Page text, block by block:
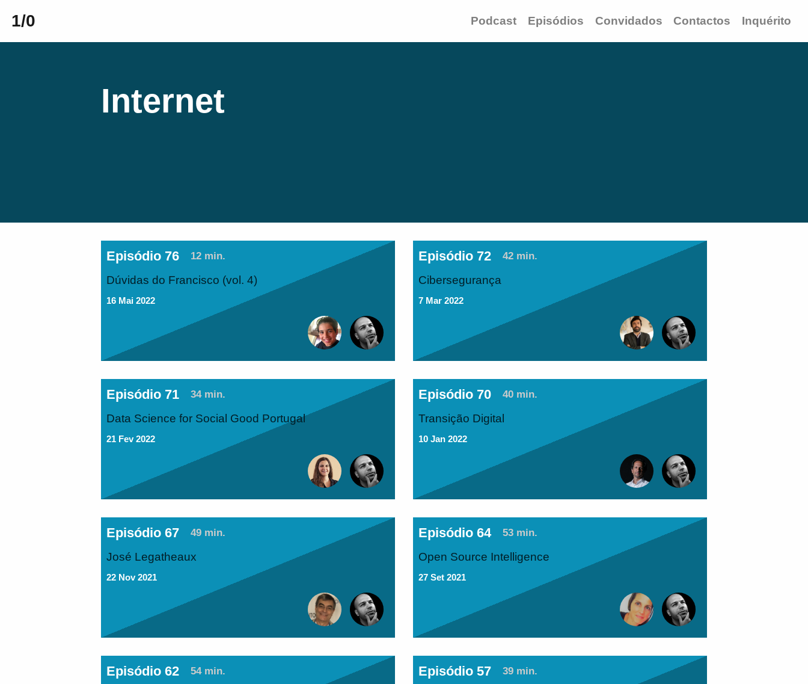
1/0 Podcast Episódios Convidados Contactos Inquérito
Internet
Episódio 76 12 min.
Dúvidas do Francisco (vol. 4)
16 Mai 2022
Episódio 72 42 min.
Cibersegurança
7 Mar 2022
Episódio 71 34 min.
Data Science for Social Good Portugal
21 Fev 2022
Episódio 70 40 min.
Transição Digital
10 Jan 2022
Episódio 67 49 min.
José Legatheaux
22 Nov 2021
Episódio 64 53 min.
Open Source Intelligence
27 Set 2021
Episódio 62 54 min. Episódio 57 39 min.